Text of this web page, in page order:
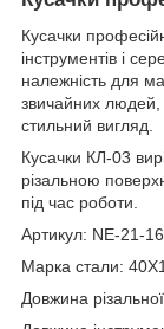
Кусачки
інструментів і
належність для
звичайних
стильний вигляд.
Кусачки КЛ-03
різальною
під час роботи.
Артикул: NE-21-16
Марка стали:
Довжина